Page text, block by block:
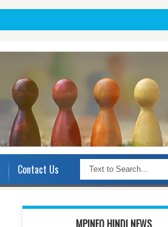
Contact Us
MPINFO HINDI NEWS